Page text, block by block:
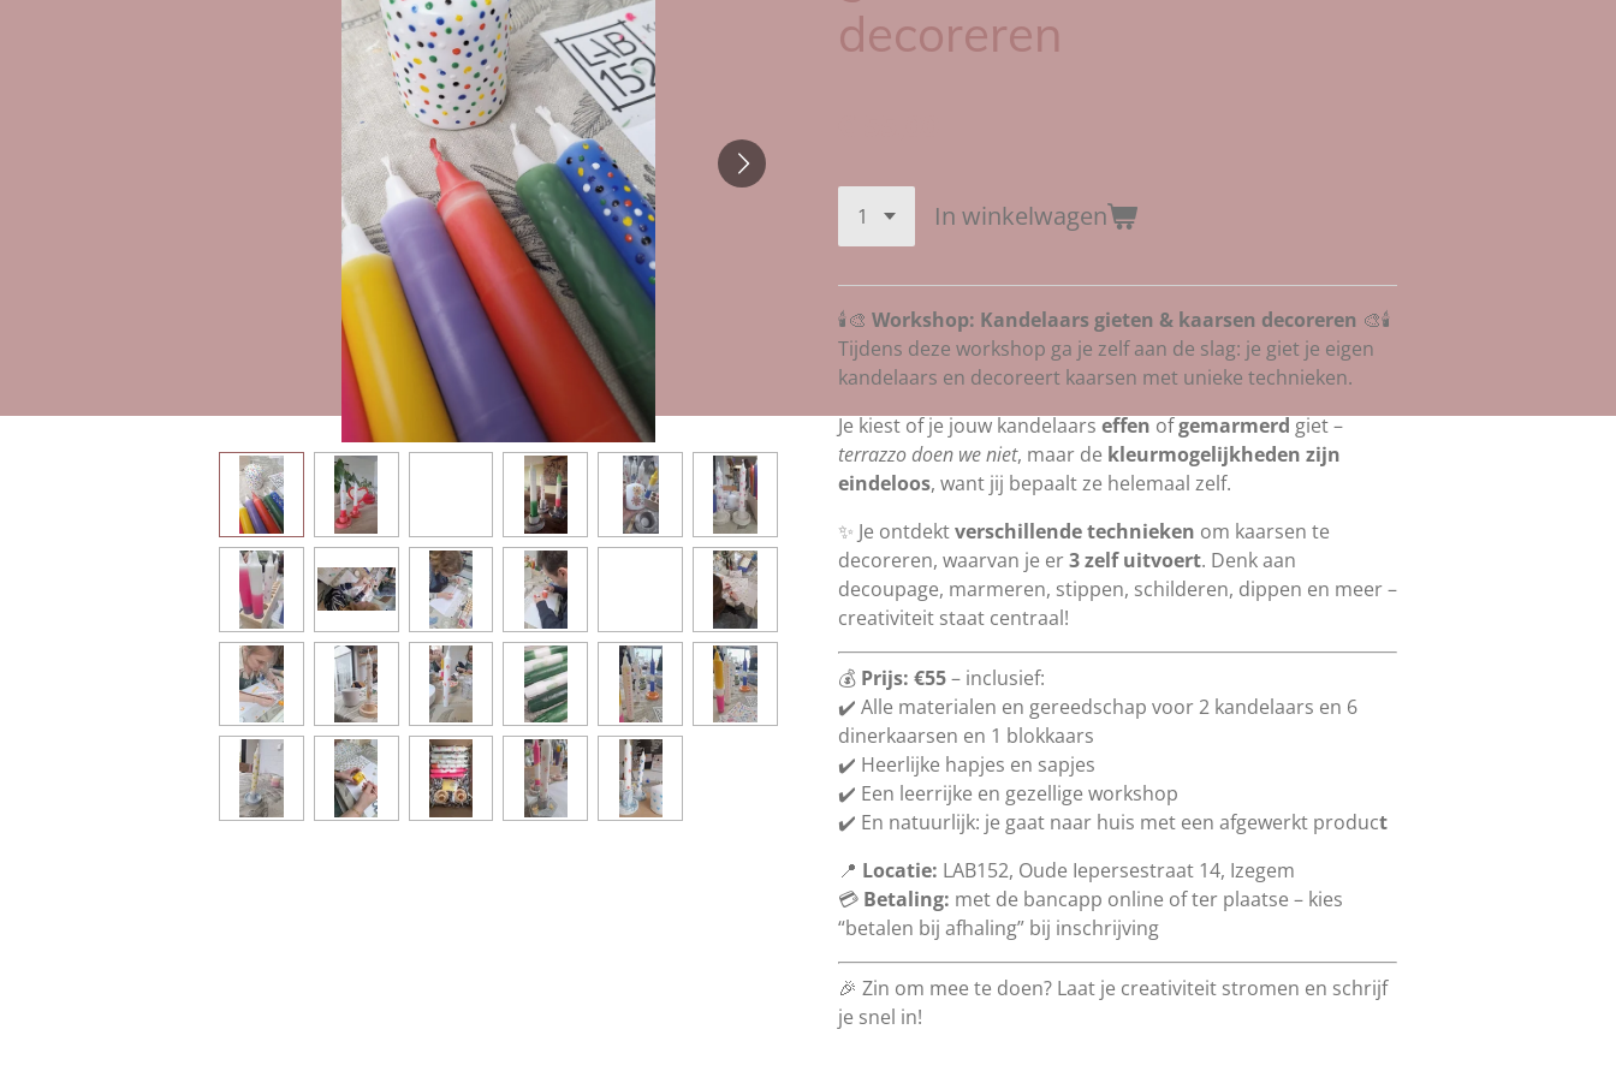
decoreren
In winkelwagen
🕯️🎨 Workshop: Kandelaars gieten & kaarsen decoreren 🎨🕯️
Tijdens deze workshop ga je zelf aan de slag: je giet je eigen
kandelaars en decoreert kaarsen met unieke technieken.
Je kiest of je jouw kandelaars effen ofgemarmerd giet –
terrazzo doen we niet, maar de kleurmogelijkheden zijn
eindeloos, want jij bepaalt ze helemaal zelf.
✨ Je ontdektverschillende technieken om kaarsen te
decoreren, waarvan je er3 zelf uitvoert. Denk aan
decoupage, marmeren, stippen, schilderen, dippen en meer –
creativiteit staat centraal!
💰 Prijs: €55– inclusief:
✔️ Alle materialen en gereedschap voor 2 kandelaars en 6
dinerkaarsen en 1 blokkaars
✔️ Heerlijke hapjes en sapjes
✔️ Een leerrijke en gezellige workshop
✔️ En natuurlijk: je gaat naar huis met een afgewerkt product
📍 Locatie: LAB152, Oude Iepersestraat 14, Izegem
💳 Betaling: met de bancapp online of ter plaatse – kies
“betalen bij afhaling” bij inschrijving
🎉 Zin om mee te doen? Laat je creativiteit stromen en schrijf
je snel in!